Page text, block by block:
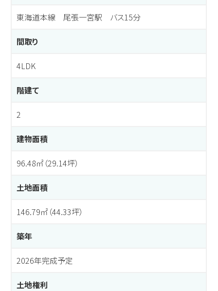
東海道本線 尾張一宮駅 バス15分
間取り
4LDK
階建て
2
建物面積
96.48㎡（29.14坪）
土地面積
146.79㎡（44.33坪）
築年
2026年完成予定
土地権利